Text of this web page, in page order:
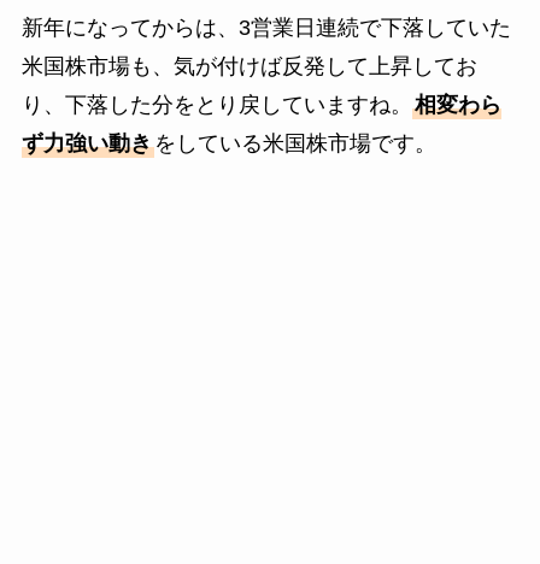
新年になってからは、3営業日連続で下落していた
米国株市場も、気が付けば反発して上昇してお
り、下落した分をとり戻していますね。 相変わら
ず力強い動きをしている米国株市場です。